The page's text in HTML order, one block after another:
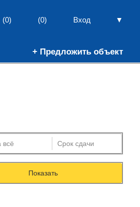
▼
Вход
(0)
(0)
+ Предложить объект
Показать